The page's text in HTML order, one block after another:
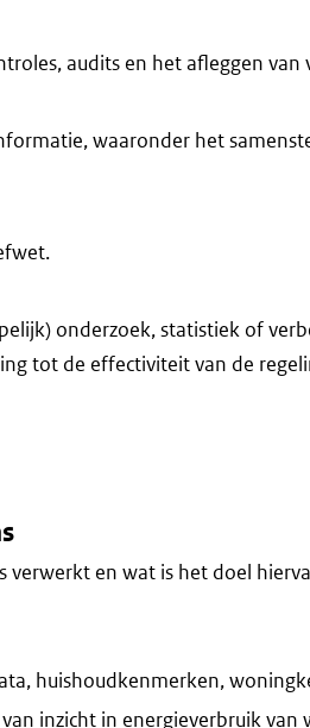
audits en het afleggen
waaronder het
onderzoek, statistiek of
tot de effectiviteit van de
verwerkt en wat is het doel
huishoudkenmerken,
inzicht in energieverbruik